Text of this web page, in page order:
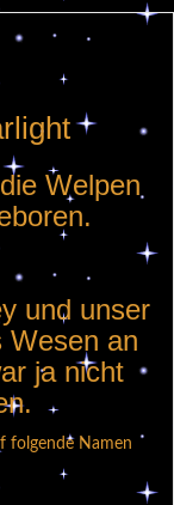
Welpen
und unser
Wesen an
ja nicht
folgende Namen